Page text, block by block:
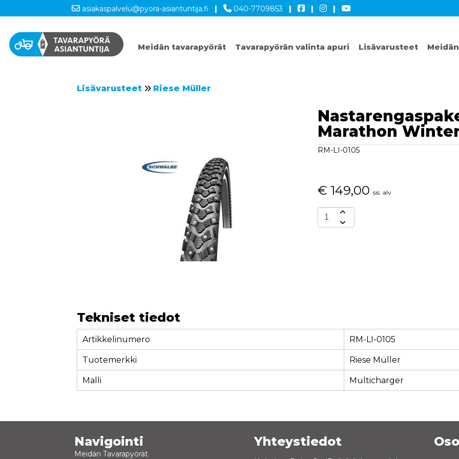
asiakaspalvelu@pyora-asiantuntija.fi | 040-7709853 | | |
Meidän tavarapyörät Tavarapyörän valinta apuri Lisävarusteet
Lisävarusteet Riese Müller
Marathon
RM-LI-0105
€ 149,00 sis. alv
Tekniset tiedot
Artikkelinumero RM-LI-0105
Tuotemerkki Riese Müller
Malli Multicharger
Navigointi
Meidän Tavarapyörät
Yhteystiedot